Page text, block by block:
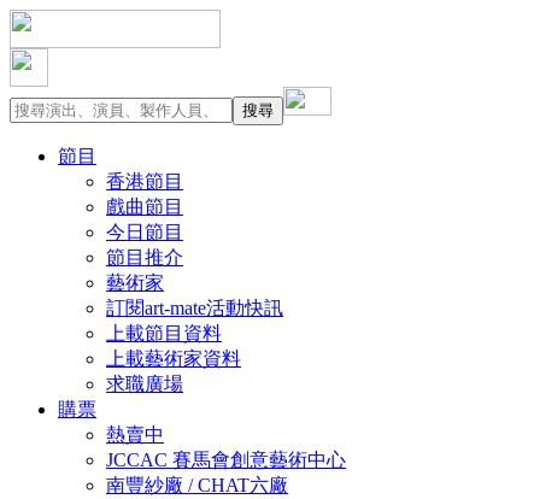
節目
香港節目
戲曲節目
今日節目
節目推介
藝術家
訂閱art-mate活動快訊
上載節目資料
上載藝術家資料
求職廣場
購票
熱賣中
JCCAC 賽馬會創意藝術中心
南豐紗廠 / CHAT六廠